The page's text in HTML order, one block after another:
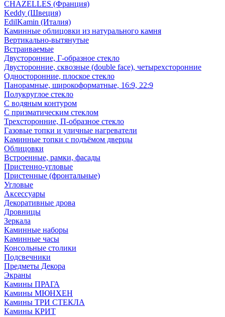
CHAZELLES (Франция)
Keddy (Швеция)
EdilKamin (Италия)
Каминные облицовки из натурального камня
Вертикально-вытянутые
Встраиваемые
Двусторонние, Г-образное стекло
Двусторонние, сквозные (double face), четырехсторонние
Односторонние, плоское стекло
Панорамные, широкоформатные, 16:9, 22:9
Полукруглое стекло
С водяным контуром
С призматическим стеклом
Трехсторонние, П-образное стекло
Газовые топки и уличные нагреватели
Каминные топки с подъёмом дверцы
Облицовки
Встроенные, рамки, фасады
Пристенно-угловые
Пристенные (фронтальные)
Угловые
Аксессуары
Декоративные дрова
Дровницы
Зеркала
Каминные наборы
Каминные часы
Консольные столики
Подсвечники
Предметы Декора
Экраны
Камины ПРАГА
Камины МЮНХЕН
Камины ТРИ СТЕКЛА
Камины КРИТ